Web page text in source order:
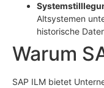
Altsystemen
historische
Warum
SAP ILM bietet